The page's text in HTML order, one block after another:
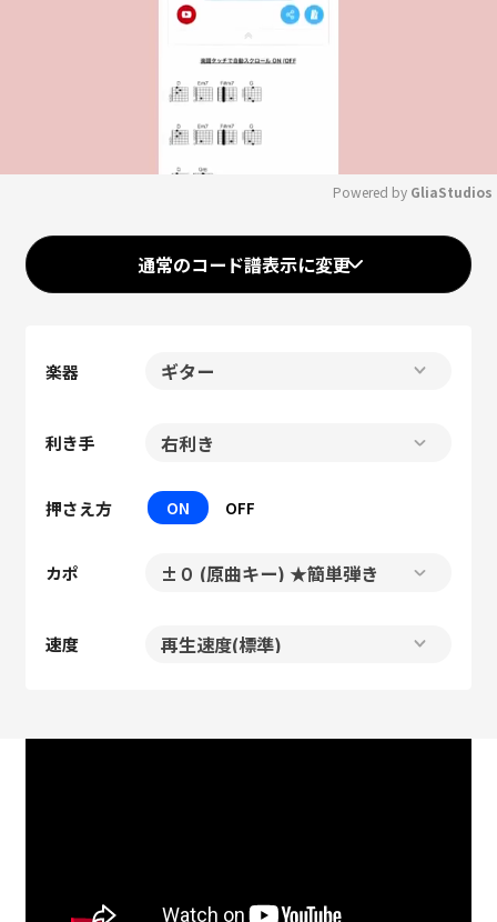
Mute
Powered by GliaStudios
通常のコード譜表示に変更
楽器
利き手
押さえ方 ON OFF
カポ
速度